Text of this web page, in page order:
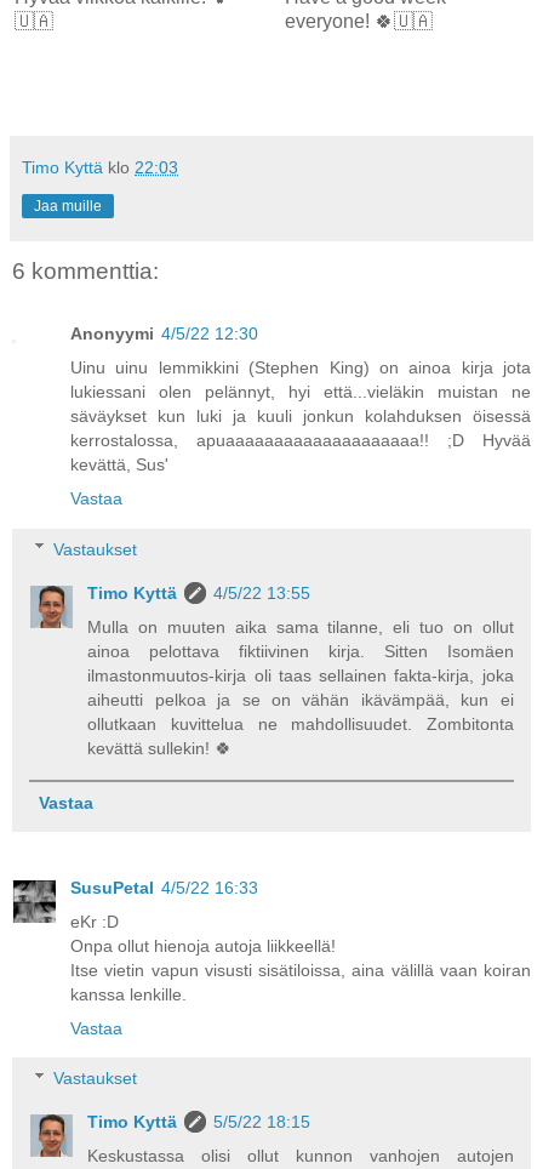
🇺🇦
everyone! 🍀🇺🇦
Timo Kyttä klo 22:03
Jaa muille
6 kommenttia:
Anonyymi 4/5/22 12:30
Uinu uinu lemmikkini (Stephen King) on ainoa kirja jota
lukiessani olen pelännyt, hyi että...vieläkin muistan ne
säväykset kun luki ja kuuli jonkun kolahduksen öisessä
kerrostalossa, apuaaaaaaaaaaaaaaaaaaaa!! ;D Hyvää
kevättä, Sus'
Vastaa
Vastaukset
Timo Kyttä
4/5/22 13:55
Mulla on muuten aika sama tilanne, eli tuo on ollut
ainoa pelottava fiktiivinen kirja. Sitten Isomäen
ilmastonmuutos-kirja oli taas sellainen fakta-kirja, joka
aiheutti pelkoa ja se on vähän ikävämpää, kun ei
ollutkaan kuvittelua ne mahdollisuudet. Zombitonta
kevättä sullekin! 🍀
Vastaa
SusuPetal 4/5/22 16:33
eKr :D
Onpa ollut hienoja autoja liikkeellä!
Itse vietin vapun visusti sisätiloissa, aina välillä vaan koiran
kanssa lenkille.
Vastaa
Vastaukset
Timo Kyttä
5/5/22 18:15
Keskustassa olisi ollut kunnon vanhojen autojen